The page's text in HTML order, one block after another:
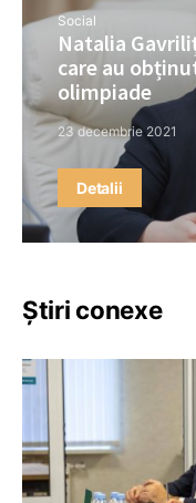
Social
Natalia
care au
olimpiade
23 decembrie 2021
Detalii
Știri conexe